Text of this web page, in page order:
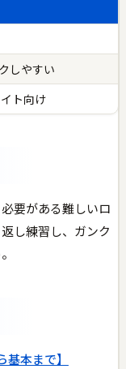
しやすい
ト向け
要がある難しいロ
し練習し、ガンク
本まで】